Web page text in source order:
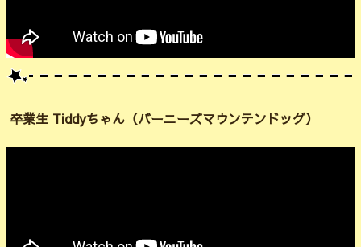
卒業生 Tiddyちゃん（バーニーズマウンテンドッグ）